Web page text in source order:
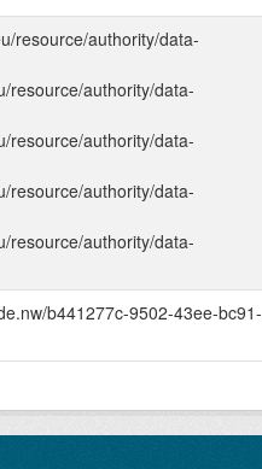
resource/authority/data-
resource/authority/data-
resource/authority/data-
resource/authority/data-
resource/authority/data-
b441277c-9502-43ee-bc91-